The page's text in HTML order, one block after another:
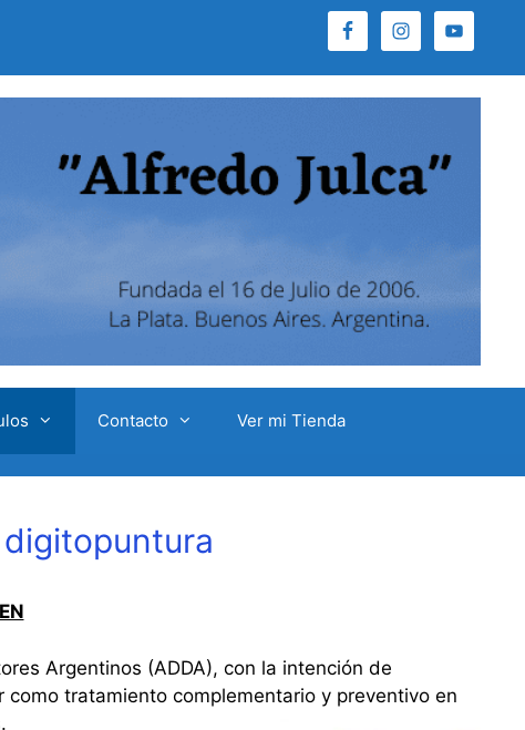
Contacto Ver mi Tienda
Argentinos (ADDA), con la intención de
tratamiento complementario y preventivo en